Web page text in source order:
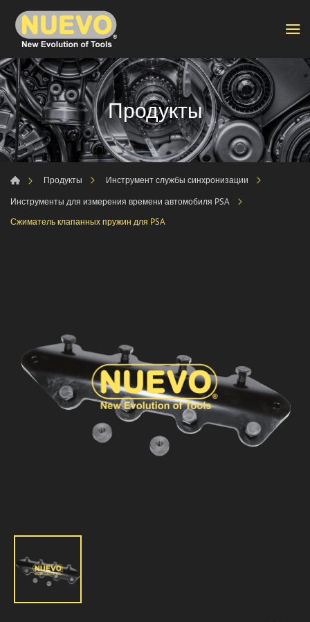
Продукты
Продукты
Инструмент службы синхронизации
Инструменты для измерения времени автомобиля PSA
Сжиматель клапанных пружин для PSA